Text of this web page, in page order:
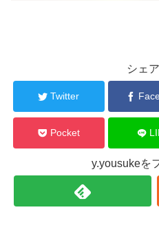
シェ
Twitter
Pocket
y.yousukeを